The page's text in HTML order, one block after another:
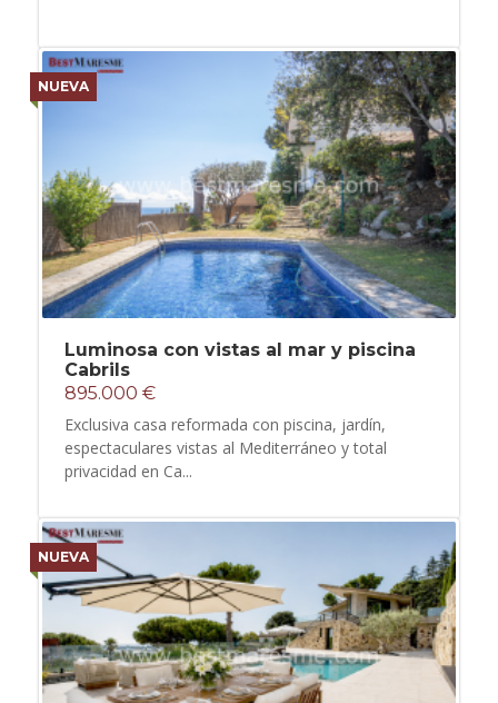
NUEVA
Luminosa con vistas al mar y piscina
Cabrils
895.000 €
Exclusiva casa reformada con piscina, jardín,
espectaculares vistas al Mediterráneo y total
privacidad en Ca...
NUEVA